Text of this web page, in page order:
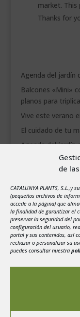
de
CATALUNYA PLANTS,
(pequeños archivos de
accede a la página) que
la finalidad de garantizar el
preservar la seguridad del
configuración del usuario,
portal y sus contenidos, así
rechazar o personalizar su
puedes consultar nuestra
market. This
Thanks for
Agenda del jardín
Balcones «Mini»
planos para
Vive este verano
El cuidado de tu
Agenda del jardín
3
4 5
10
11 12
17
18 19
24
25 26
31